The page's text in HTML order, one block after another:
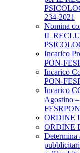
234-2021
Nomina
IL
Incarico
PON-
Incarico
PON-
Incarico
Agostino
ORDINE
ORDINE
Determina